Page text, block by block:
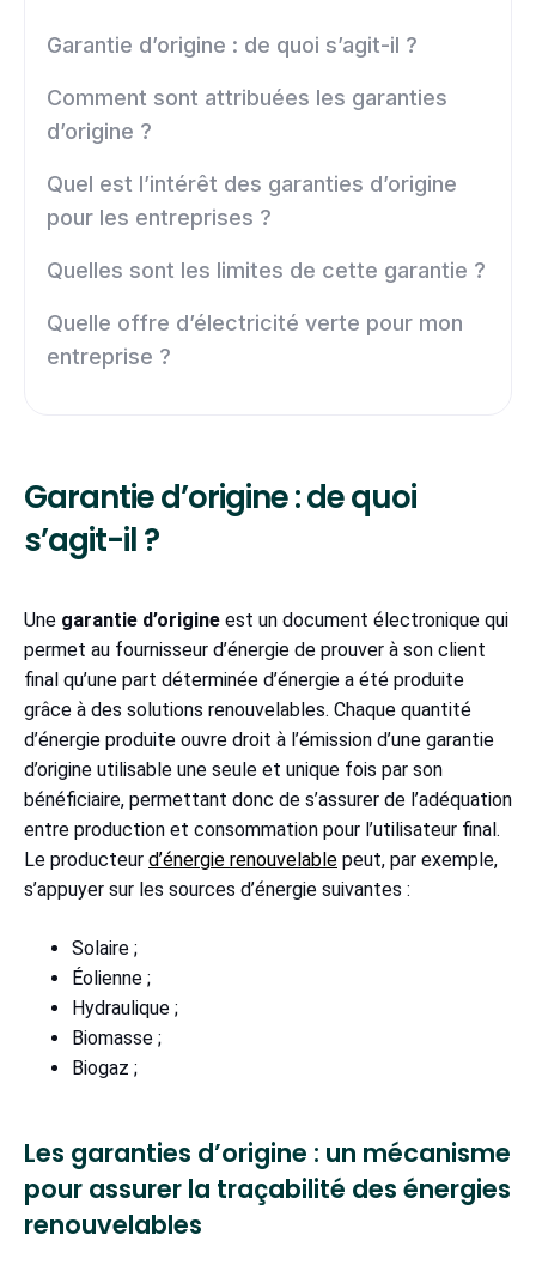
Garantie d’origine : de quoi s’agit-il ?
Comment sont attribuées les garanties
d’origine ?
Quel est l’intérêt des garanties d’origine
pour les entreprises ?
Quelles sont les limites de cette garantie ?
Quelle offre d’électricité verte pour mon
entreprise ?
Garantie d’origine : de quoi
s’agit-il ?
Une garantie d’origine est un document électronique qui
permet au fournisseur d’énergie de prouver à son client
final qu’une part déterminée d’énergie a été produite
grâce à des solutions renouvelables. Chaque quantité
d’énergie produite ouvre droit à l’émission d’une garantie
d’origine utilisable une seule et unique fois par son
bénéficiaire, permettant donc de s’assurer de l’adéquation
entre production et consommation pour l’utilisateur final.
Le producteur d’énergie renouvelable peut, par exemple,
s’appuyer sur les sources d’énergie suivantes :
Solaire ;
Éolienne ;
Hydraulique ;
Biomasse ;
Biogaz ;
Les garanties d’origine : un mécanisme
pour assurer la traçabilité des énergies
renouvelables